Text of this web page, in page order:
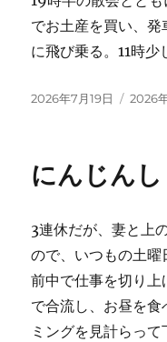
でお土産を買い、発
に飛び乗る。11時少
投
2026年7月19日
カ
2026
にんじん
3連休だが、妻と上
ので、いつもの土
前中で仕事を切り
で合流し、お昼を食
ミングを見計らっ